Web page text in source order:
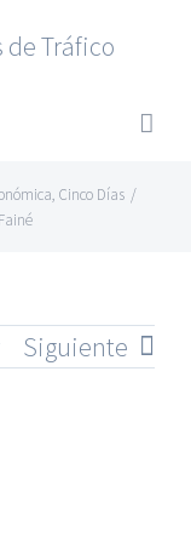
, Cinco Días /
Siguiente